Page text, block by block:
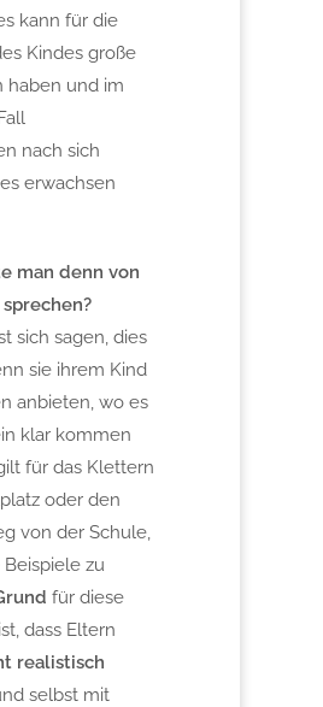
kann für die
Kindes große
haben und im
nach sich
erwachsen
man denn von
sich sagen, dies
sie ihrem Kind
anbieten, wo es
klar kommen
für das Klettern
oder den
von der Schule,
zu
für diese
dass Eltern
realistisch
selbst mit